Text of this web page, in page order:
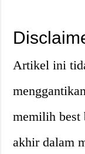
Artikel ini
memilih best
akhir dalam